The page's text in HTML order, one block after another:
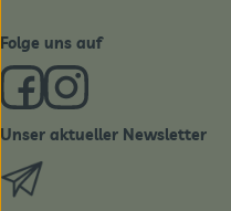
Folge uns auf
Externer Link zu
Externer Link zu
Unser aktueller Newsletter